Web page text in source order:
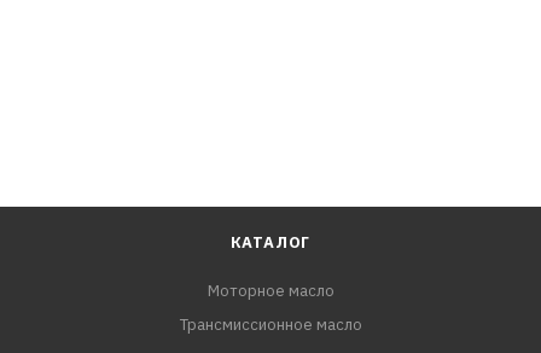
КАТАЛОГ
Моторное масло
Трансмиссионное масло